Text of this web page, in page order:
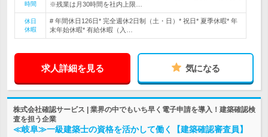
時間
※残業は月30時間を社内上限…
休日
休暇
# 年間休日126日* 完全週休2日制（土・日）* 祝日* 夏季休暇* 年
末年始休暇* 有給休暇（入…
求人詳細を見る 気になる
株式会社確認サービス | 業界の中でもいち早く電子申請を導入！建築確認検
査を担う企業
≪岐阜≫一級建築士の資格を活かして働く【建築確認審査員】